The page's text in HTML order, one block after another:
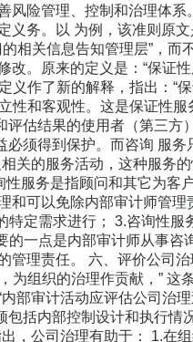
险管理、控制和治理体系
务。以 为例，该准则原
相关信息告知管理层”，
。原来的定义是：“保证
义作了新的解释，指出：“
性和客观性。这是保证性
估结果的使用者（第三方
须得到保护。而咨询 服
关的服务活动，这种服务
服务是指顾问和其它为客
可以免除内部审计师管理
定需求进行； 3.咨询性
一点是内部审计师从事
管理责任。 六、评价公司
为组织的治理作贡献，” 这
部审计活动应评估公司治
括内部控制设计和执行情
，公司治理有助于： 1.在